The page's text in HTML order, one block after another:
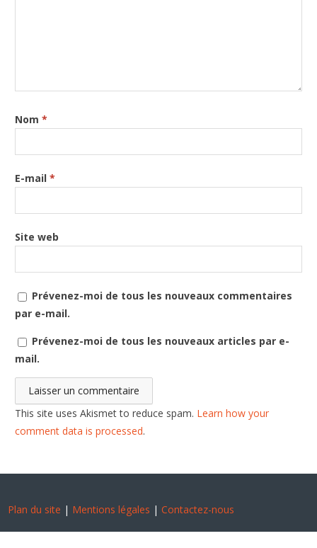
Nom*
E-mail*
Site web
Prévenez-moi de tous les nouveaux commentaires
par e-mail.
Prévenez-moi de tous les nouveaux articles par e-
mail.
This site uses Akismet to reduce spam. Learn how your
comment data is processed.
Plan du site | Mentions légales |Contactez-nous